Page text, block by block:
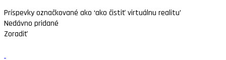
Príspevky označkované ako ‘ako čistiť virtuálnu realitu’
Nedávno pridané
Zoradiť